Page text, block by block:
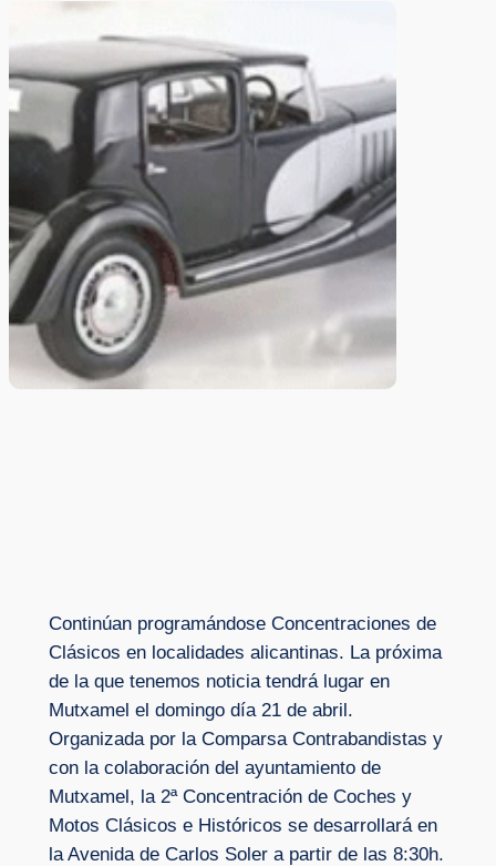
Continúan programándose Concentraciones de
Clásicos en localidades alicantinas. La próxima
de la que tenemos noticia tendrá lugar en
Mutxamel el domingo día 21 de abril.
Organizada por la Comparsa Contrabandistas y
con la colaboración del ayuntamiento de
Mutxamel, la 2ª Concentración de Coches y
Motos Clásicos e Históricos se desarrollará en
la Avenida de Carlos Soler a partir de las 8:30h.